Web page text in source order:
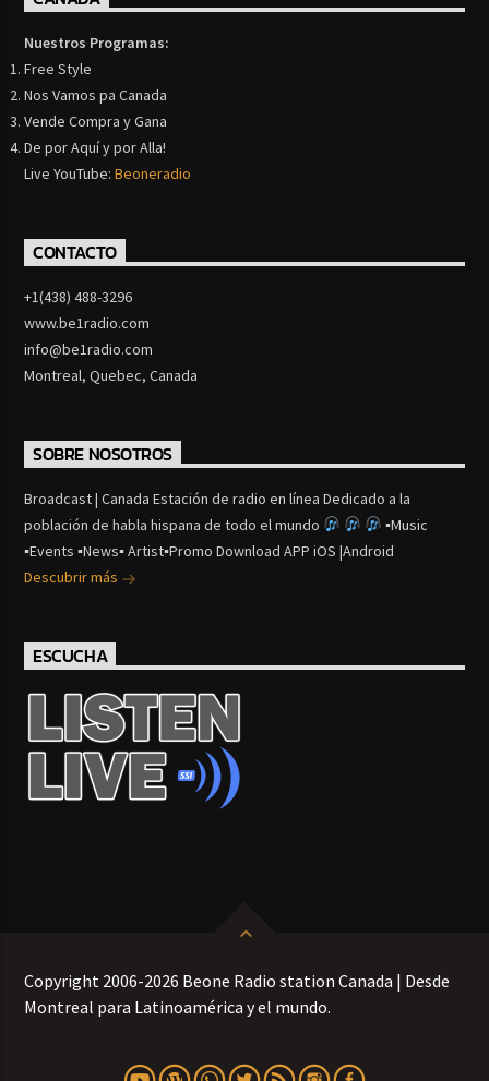
Nuestros Programas:
Free Style
Nos Vamos pa Canada
Vende Compra y Gana
De por Aquí y por Alla!
Live YouTube:Beoneradio
CONTACTO
+1(438) 488-3296
www.be1radio.com
info@be1radio.com
Montreal, Quebec, Canada
SOBRE NOSOTROS
Broadcast | Canada Estación de radio en línea Dedicado a la
población de habla hispana de todo el mundo
▪Music
▪Events ▪News▪ Artist▪Promo Download APP iOS |Android
Descubrir más
ESCUCHA
Copyright 2006-2026 Beone Radio station Canada | Desde
Montreal para Latinoamérica y el mundo.